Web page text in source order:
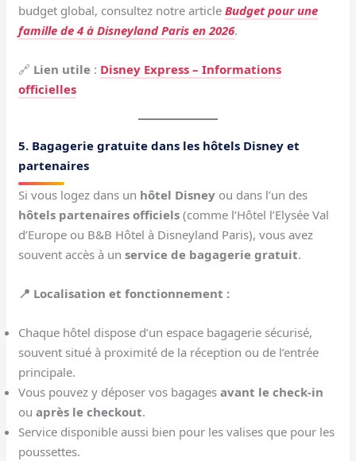
budget global, consultez notre articleBudget pour une
famille de 4 à Disneyland Paris en 2026.
🔗 Lien utile : Disney Express – Informations
officielles
5. Bagagerie gratuite dans les hôtels Disney et
partenaires
Si vous logez dans un hôtel Disney ou dans l’un des
hôtels partenaires officiels (comme l’Hôtel l’Elysée Val
d’Europe ou B&B Hôtel à Disneyland Paris), vous avez
souvent accès à unservice de bagagerie gratuit.
📍 Localisation et fonctionnement :
Chaque hôtel dispose d’un espace bagagerie sécurisé,
souvent situé à proximité de la réception ou de l’entrée
principale.
Vous pouvez y déposer vos bagagesavant le check-in
ouaprès le checkout.
Service disponible aussi bien pour les valises que pour les
poussettes.